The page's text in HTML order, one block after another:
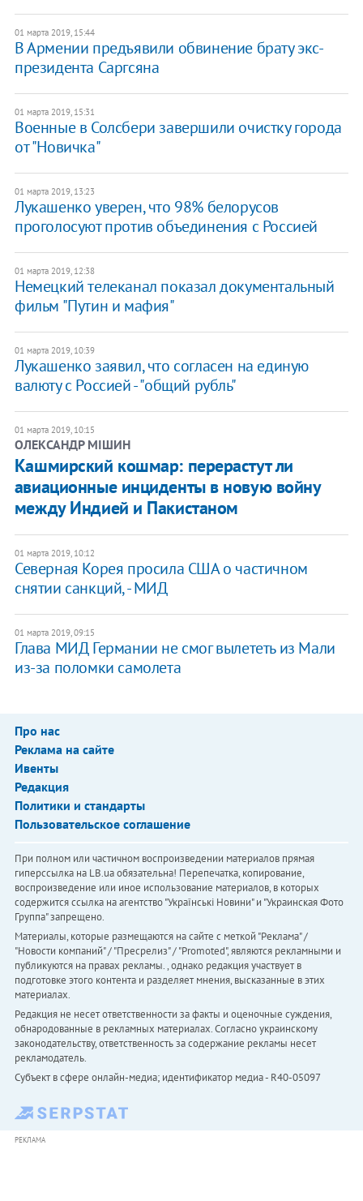
01 марта 2019, 15:44
​В Армении предъявили обвинение брату экс-
президента Саргсяна
01 марта 2019, 15:31
Военные в Солсбери завершили очистку города
от "Новичка"
01 марта 2019, 13:23
Лукашенко уверен, что 98% белорусов
проголосуют против объединения с Россией
01 марта 2019, 12:38
Немецкий телеканал показал документальный
фильм "Путин и мафия"
01 марта 2019, 10:39
​Лукашенко заявил, что согласен на единую
валюту с Россией - "общий рубль"
01 марта 2019, 10:15
ОЛЕКСАНДР МІШИН
Кашмирский кошмар: перерастут ли
авиационные инциденты в новую войну
между Индией и Пакистаном
01 марта 2019, 10:12
Северная Корея просила США о частичном
снятии санкций, - МИД
01 марта 2019, 09:15
​Глава МИД Германии не смог вылететь из Мали
из-за поломки самолета
Про нас
Реклама на сайте
Ивенты
Редакция
Политики и стандарты
Пользовательское соглашение
При полном или частичном воспроизведении материалов прямая
гиперссылка на LB.ua обязательна! Перепечатка, копирование,
воспроизведение или иное использование материалов, в которых
содержится ссылка на агентство "Українськi Новини" и "Украинская Фото
Группа" запрещено.
Материалы, которые размещаются на сайте с меткой "Реклама" /
"Новости компаний" / "Пресрелиз" / "Promoted", являются рекламными и
публикуются на правах рекламы. , однако редакция участвует в
подготовке этого контента и разделяет мнения, высказанные в этих
материалах.
Редакция не несет ответственности за факты и оценочные суждения,
обнародованные в рекламных материалах. Согласно украинскому
законодательству, ответственность за содержание рекламы несет
рекламодатель.
Субъект в сфере онлайн-медиа; идентификатор медиа - R40-05097
РЕКЛАМА